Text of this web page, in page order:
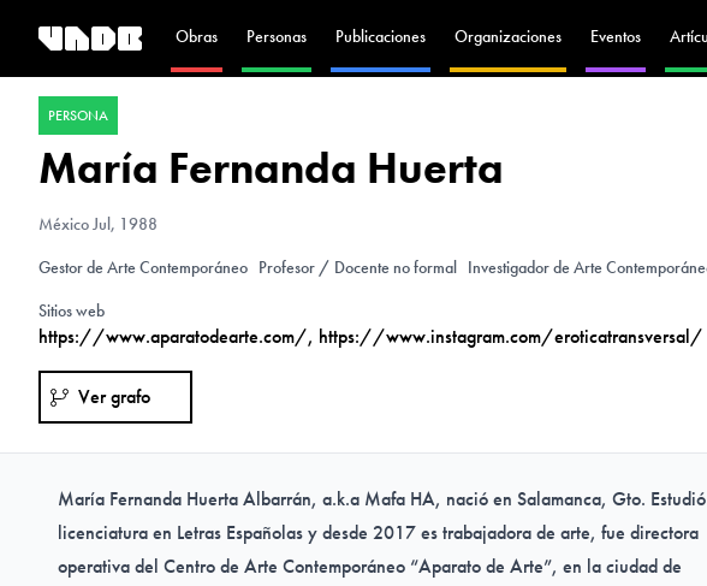
Obras Personas Publicaciones Organizaciones Eventos
PERSONA
María Fernanda Huerta
MéxicoJul, 1988
Gestor de Arte Contemporáneo Profesor / Docente no formal Investigador de Arte
Sitios web
https://www.aparatodearte.com/, https://www.instagram.com/eroticatransversal/
Ver grafo
María Fernanda Huerta Albarrán, a.k.a Mafa HA, nació en Salamanca, Gto.
licenciatura en Letras Españolas y desde 2017 es trabajadora de arte, fue directora
operativa del Centro de Arte Contemporáneo “Aparato de Arte”, en la ciudad de